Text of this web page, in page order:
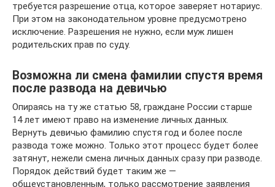
требуется разрешение отца, которое заверяет нотариус.
При этом на законодательном уровне предусмотрено
исключение. Разрешения не нужно, если муж лишен
родительских прав по суду.
Возможна ли смена фамилии спустя время
после развода на девичью
Опираясь на ту же статью 58, граждане России старше
14 лет имеют право на изменение личных данных.
Вернуть девичью фамилию спустя год и более после
развода тоже можно. Только этот процесс будет более
затянут, нежели смена личных данных сразу при разводе.
Порядок действий будет таким же —
общеустановленным, только рассмотрение заявления